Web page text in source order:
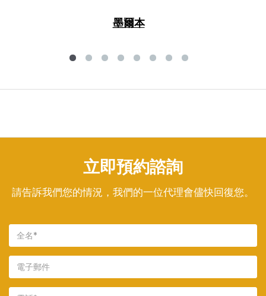
墨爾本
立即預約諮詢
請告訴我們您的情況，我們的一位代理會儘快回復您。